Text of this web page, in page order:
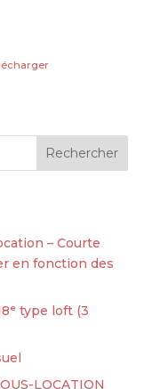
– Courte
en fonction des
type loft (3
LOCATION